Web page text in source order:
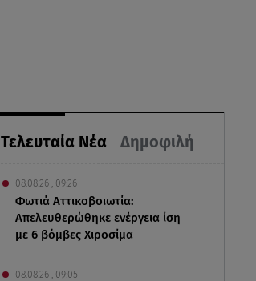
Τελευταία Νέα Δημοφιλή
08.08.26 , 09:26
Φωτιά Αττικοβοιωτία:
Απελευθερώθηκε ενέργεια ίση
με 6 βόμβες Χιροσίμα
08.08.26 , 09:05